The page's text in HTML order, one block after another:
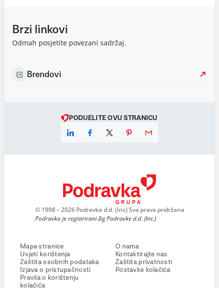
Brzi linkovi
Odmah posjetite povezani sadržaj.
Brendovi
PODIJELITE OVU STRANICU
© 1998 – 2026 Podravka d.d. (Inc) Sva prava pridržana
Podravka je registrirani žig Podravke d.d. (Inc.)
Mapa stranice
Uvjeti korištenja
Zaštita osobnih podataka
Izjava o pristupačnosti
Pravila o korištenju
kolačića
O nama
Kontaktirajte nas
Zaštita privatnosti
Postavke kolačića